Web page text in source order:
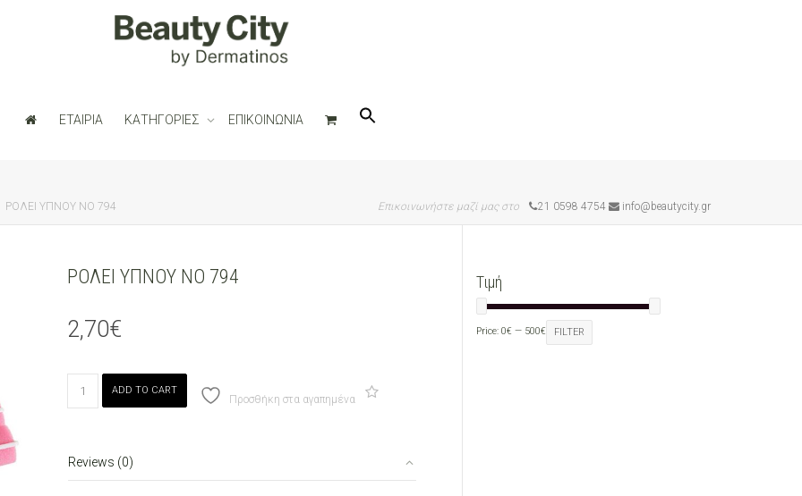
ΕΤΑΙΡΙΑ ΚΑΤΗΓΟΡΙΕΣ ΕΠΙΚΟΙΝΩΝΙΑ
ΡΟΛΕΙ ΥΠΝΟΥ ΝΟ 794 Επικοινωνήστε μαζί μας στο 21 0598 4754 info@beautycity.gr
ΡΟΛΕΙ ΥΠΝΟΥ ΝΟ 794
2,70€
ΥΠΝΟΥ
ADD TO CART
Προσθήκη στα αγαπημένα
Reviews (0)
Τιμή
FILTER
Price: 0€ — 500€